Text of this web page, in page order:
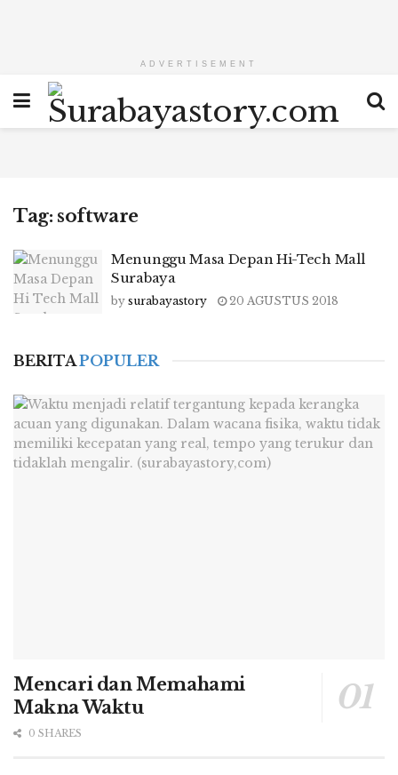
ADVERTISEMENT
Tag: software
Menunggu Masa Depan Hi-Tech Mall
Surabaya
by surabayastory 20 AGUSTUS 2018
BERITAPOPULER
Mencari dan Memahami
Makna Waktu
0 SHARES